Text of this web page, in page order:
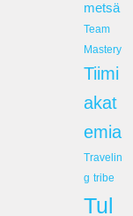
metsä
Team
Mastery
Tiimi
akat
emia
Travelin
g tribe
Tul